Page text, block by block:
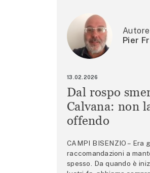
Autore
Pier
13.02.2026
Dal rospo
Calvana: non
offendo
CAMPI BISENZIO –
raccomandazioni a
spesso. Da quando è